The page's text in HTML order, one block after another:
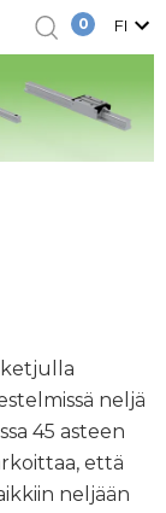
0 FI
neljä
45 asteen
että
neljään